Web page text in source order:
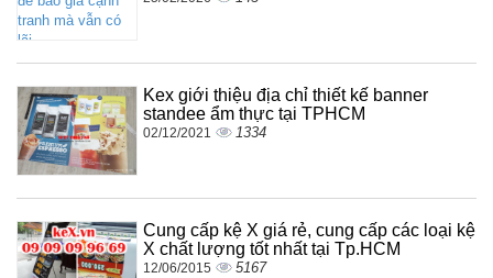
Kex giới thiệu địa chỉ thiết kế banner
standee ẩm thực tại TPHCM
02/12/2021 1334
Cung cấp kệ X giá rẻ, cung cấp các loại kệ
X chất lượng tốt nhất tại Tp.HCM
12/06/2015 5167